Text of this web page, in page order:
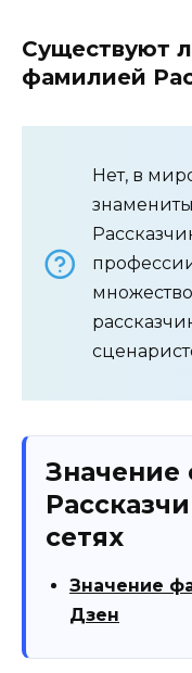
Существуют
фамилией
Нет, в
сетях
Значение
Дзен